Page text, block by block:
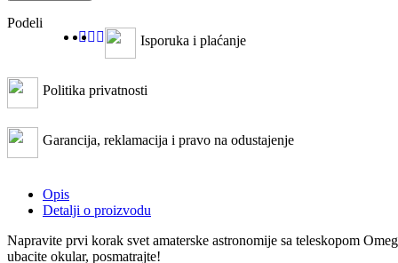
Podeli
Isporuka i plaćanje
Politika privatnosti
Garancija, reklamacija i pravo na odustajenje
Opis
Detalji o proizvodu
Napravite prvi korak svet amaterske astronomije sa teleskopom
ubacite okular, posmatrajte!